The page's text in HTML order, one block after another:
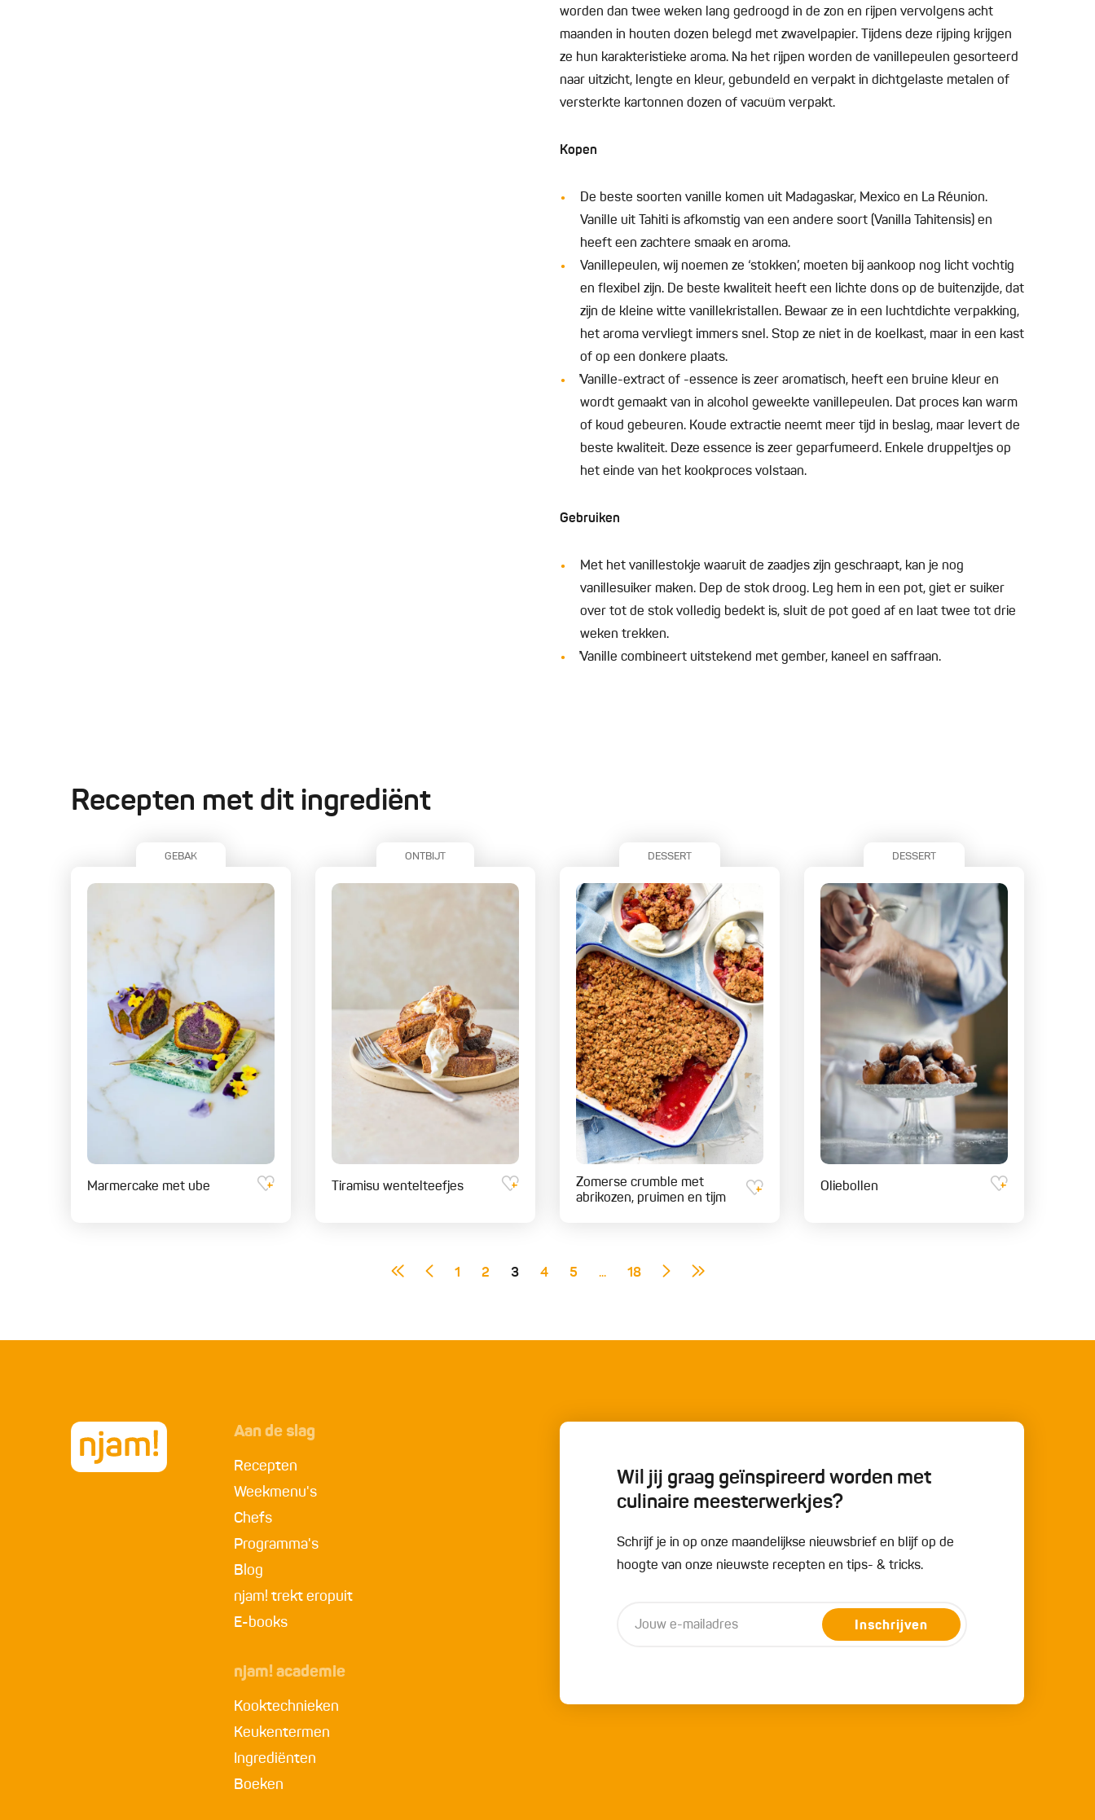
worden dan twee weken lang gedroogd in de zon en rijpen vervolgens acht
maanden in houten dozen belegd met zwavelpapier. Tijdens deze rijping krijgen
ze hun karakteristieke aroma. Na het rijpen worden de vanillepeulen gesorteerd
naar uitzicht, lengte en kleur, gebundeld en verpakt in dichtgelaste metalen of
versterkte kartonnen dozen of vacuüm verpakt.
Kopen
De beste soorten vanille komen uit Madagaskar, Mexico en La Réunion.
Vanille uit Tahiti is afkomstig van een andere soort (Vanilla Tahitensis) en
heeft een zachtere smaak en aroma.
Vanillepeulen, wij noemen ze ‘stokken’, moeten bij aankoop nog licht vochtig
en flexibel zijn. De beste kwaliteit heeft een lichte dons op de buitenzijde, dat
zijn de kleine witte vanillekristallen. Bewaar ze in een luchtdichte verpakking,
het aroma vervliegt immers snel. Stop ze niet in de koelkast, maar in een kast
of op een donkere plaats.
̓Vanille-extract of -essence is zeer aromatisch, heeft een bruine kleur en
wordt gemaakt van in alcohol geweekte vanillepeulen. Dat proces kan warm
of koud gebeuren. Koude extractie neemt meer tijd in beslag, maar levert de
beste kwaliteit. Deze essence is zeer geparfumeerd. Enkele druppeltjes op
het einde van het kookproces volstaan.
Gebruiken
Met het vanillestokje waaruit de zaadjes zijn geschraapt, kan je nog
vanillesuiker maken. Dep de stok droog. Leg hem in een pot, giet er suiker
over tot de stok volledig bedekt is, sluit de pot goed af en laat twee tot drie
weken trekken.
̓Vanille combineert uitstekend met gember, kaneel en saffraan.
Recepten met dit ingrediënt
GEBAK
Marmercake met ube
ONTBIJT
Tiramisu wentelteefjes
DESSERT
Zomerse crumble met
abrikozen, pruimen en tijm
DESSERT
Oliebollen
1 2 3 4 5 ... 18
Aan de slag
Recepten
Weekmenu's
Chefs
Programma's
Blog
njam! trekt eropuit
E-books
njam! academie
Kooktechnieken
Keukentermen
Ingrediënten
Boeken
Wil jij graag geïnspireerd worden met
culinaire meesterwerkjes?
Schrijf je in op onze maandelijkse nieuwsbrief en blijf op de
hoogte van onze nieuwste recepten en tips- & tricks.
Inschrijven